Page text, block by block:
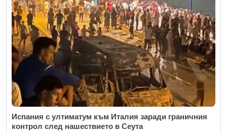
Испания с ултиматум към Италия заради граничния
контрол след нашествието в Сеута